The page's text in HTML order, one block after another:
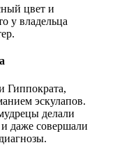
цвет и
у владельца
Гиппократа,
эскулапов.
делали
даже совершали